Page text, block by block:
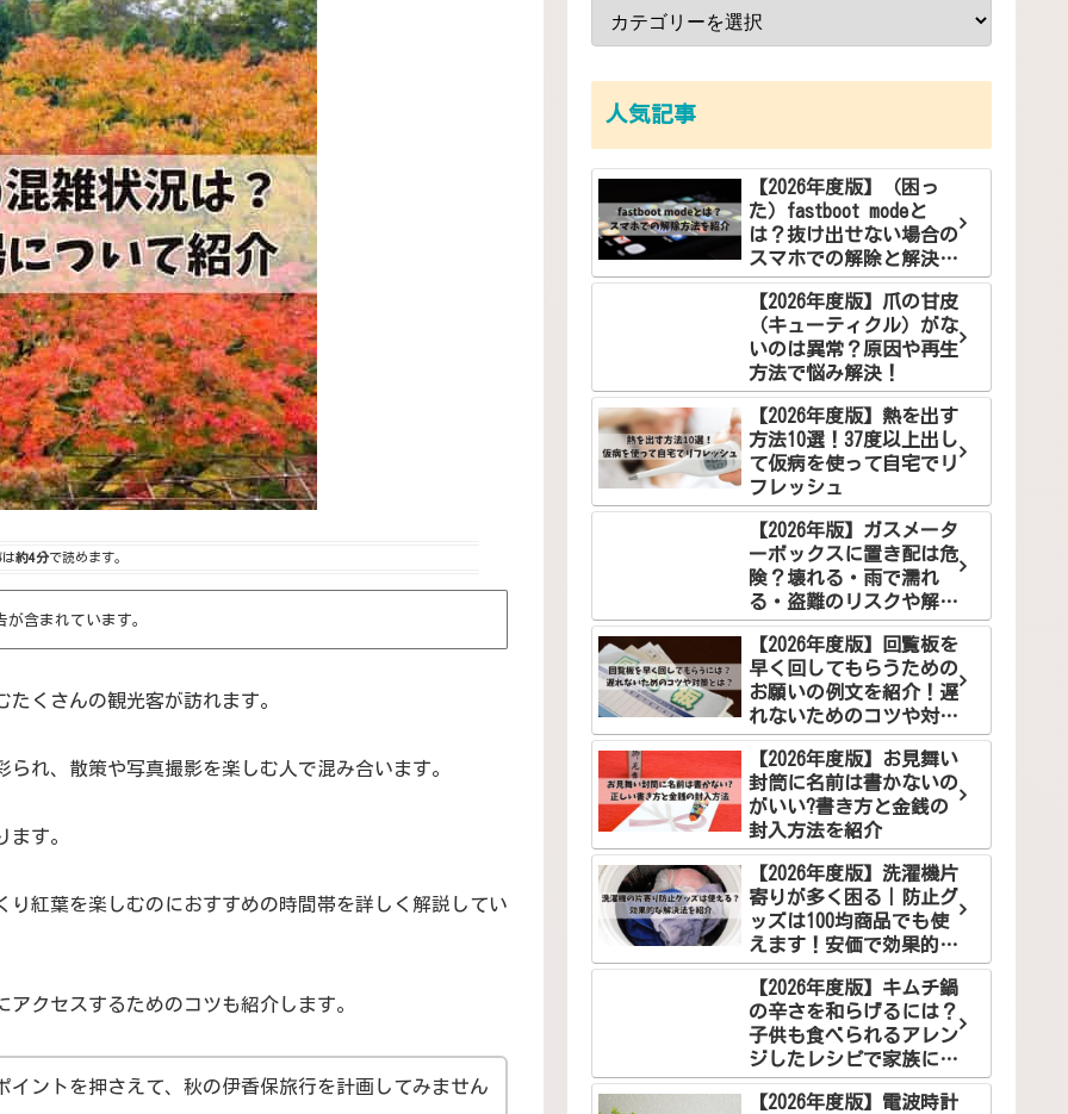
約4分で読めます。
が含まれています。
くさんの観光客が訪れます。
れ、散策や写真撮影を楽しむ人で混み合います。
す。
紅葉を楽しむのにおすすめの時間帯を詳しく解説してい
クセスするためのコツも紹介します。
イントを押さえて、秋の伊香保旅行を計画してみません
人気記事
【2026年度版】（困っ
た）fastboot modeと
は？抜け出せない場合の
スマホでの解除と解決方
法
【2026年度版】爪の甘皮
（キューティクル）がな
いのは異常？原因や再生
方法で悩み解決！
【2026年度版】熱を出す
方法10選！37度以上出し
て仮病を使って自宅でリ
フレッシュ
【2026年版】ガスメータ
ーボックスに置き配は危
険？壊れる・雨で濡れ
る・盗難のリスクや解決
案を徹底解説
【2026年度版】回覧板を
早く回してもらうための
お願いの例文を紹介！遅
れないためのコツや対策
とは？
【2026年度版】お見舞い
封筒に名前は書かないの
がいい?書き方と金銭の
封入方法を紹介
【2026年度版】洗濯機片
寄りが多く困る｜防止グ
ッズは100均商品でも使
えます！安価で効果的な
解決法をご紹介
【2026年度版】キムチ鍋
の辛さを和らげるには？
子供も食べられるアレン
ジしたレシピで家族に笑
顔を！
【2026年度版】電波時計